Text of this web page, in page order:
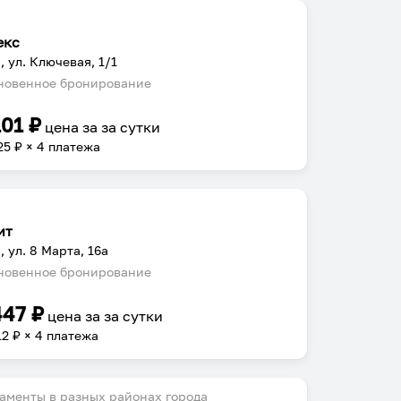
ул. Ключевая, 1/1
бронирование
₽ цена заза сутки
₽ × 4 платежа
ул. 8 Марта, 16а
бронирование
₽ цена заза сутки
₽ × 4 платежа
в разных районах города